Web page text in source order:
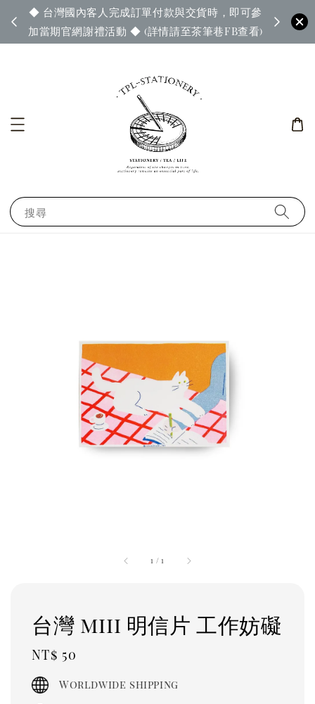
◆ 台灣國內客人完成訂單付款與交貨時，即可參
加當期官網謝禮活動 ◆ (詳情請至茶筆巷FB查看)
◆ 官
搜尋
1 /1
台灣 miii 明信片 工作妨礙
Regular
price
NT$ 50
Worldwide shipping